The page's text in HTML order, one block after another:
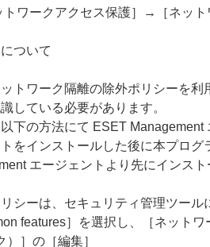
ワークアクセス保護］→［ネット
ついて
トワーク隔離の除外ポリシーを
している必要があります。
下の方法にて ESET Management
をインストールした後に本プログ
エージェントより先にインス
シーは、セキュリティ管理ツール
features］を選択し、［ネッ
］の［編集］